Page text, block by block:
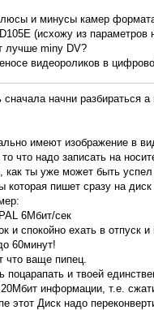
и минусы камер
(исхожу из параметров
лучше miny DV?
видеороликов в
начни разбираться
имеют изображение в
что надо записать на
как ты уже может быть
которая пишет сразу на диск
6Мбит/сек
и спокойно ехать в отпуск
60минут!
что ваще пипец.
поцарапать и твоей
информации, т.е.
этот Диск надо